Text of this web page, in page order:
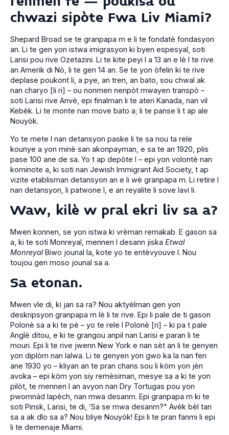
chwazi sipòte Fwa Liv Miami?
Shepard Broad se te granpapa m e li te fondatè fondasyon
an. Li te gen yon istwa imigrasyon ki byen espesyal, soti
Larisi pou rive Ozetazini. Li te kite peyi l a 13 an e lè l te rive
an Amerik di Nò, li te gen 14 an. Se te yon òfelin ki te rive
deplase poukont li, a pye, an tren, an bato, sou chwal ak
nan charyo [li ri] – ou nonmen nenpòt mwayen transpò –
soti Larisi rive Anvè, epi finalman li te ateri Kanada, nan vil
Kebèk. Li te monte nan move bato a; li te panse li t ap ale
Nouyòk.
Yo te mete l nan detansyon paske li te sa nou ta rele
kounye a yon minè san akonpayman, e sa te an 1920, plis
pase 100 ane de sa. Yo t ap depòte l – epi yon volontè nan
kominote a, ki soti nan Jewish Immigrant Aid Society, t ap
vizite etablisman detansyon an e li wè granpapa m. Li retire l
nan detansyon, li patwone l, e an reyalite li sove lavi li.
Waw, kilè w pral ekri liv sa a?
Mwen konnen, se yon istwa ki vrèman remakab. E gason sa
a, ki te soti Monreyal, mennen l desann jiska Etwal
MonreyalBiwo jounal la, kote yo te entèvyouve l. Nou
toujou gen moso jounal sa a.
Sa etonan.
Mwen vle di, ki jan sa ra? Nou aktyèlman gen yon
deskripsyon granpapa m lè li te rive. Epi li pale de ti gason
Polonè sa a ki te pè – yo te rele l Polonè [ri] – ki pa t pale
Anglè ditou, e ki te grangou anpil nan Larisi e paran li te
mouri. Epi li te rive jwenn New York e nan sèt an li te genyen
yon diplòm nan lalwa. Li te genyen yon gwo ka la nan fen
ane 1930 yo – kliyan an te pran chans sou li kòm yon jèn
avoka – epi kòm yon siy remèsiman, mesye sa a ki te yon
pilòt, te mennen l an avyon nan Dry Tortugas pou yon
pwomnád lapèch, nan mwa desanm. Epi granpapa m ki te
soti Pinsk, Larisi, te di, ’Sa se mwa desanm?" Avèk bèl tan
sa a ak dlo sa a? Nou bliye Nouyòk! Epi li te pran fanmi li epi
li te demenaje Miami.